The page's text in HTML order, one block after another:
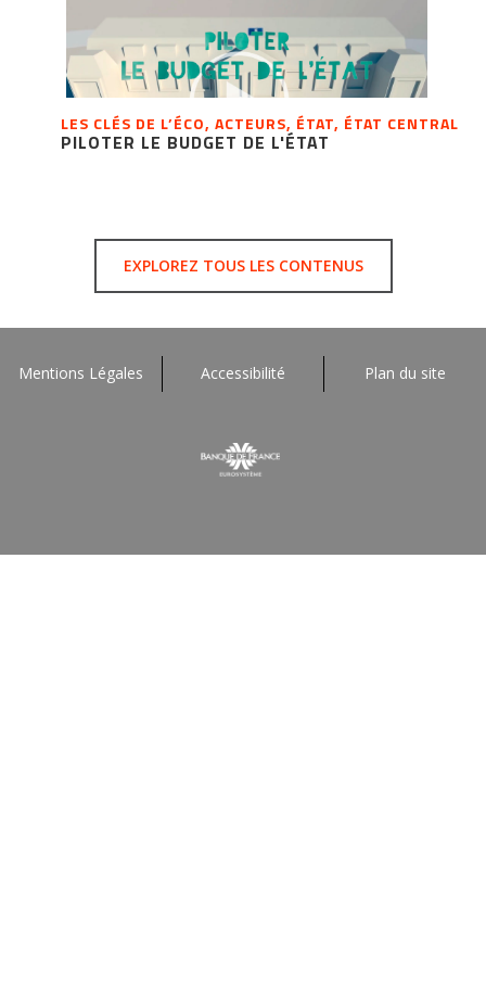
LES CLÉS DE L’ÉCO, ACTEURS, ÉTAT, ÉTAT CENTRAL
PILOTER LE BUDGET DE L'ÉTAT
EXPLOREZ TOUS LES CONTENUS
Mentions Légales Accessibilité Plan du site